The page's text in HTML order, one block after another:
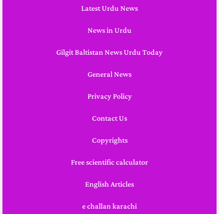
Latest Urdu News
News in Urdu
Gilgit Baltistan News Urdu Today
General News
Privacy Policy
Contact Us
Copyrights
Free scientific calculator
English Articles
e challan karachi